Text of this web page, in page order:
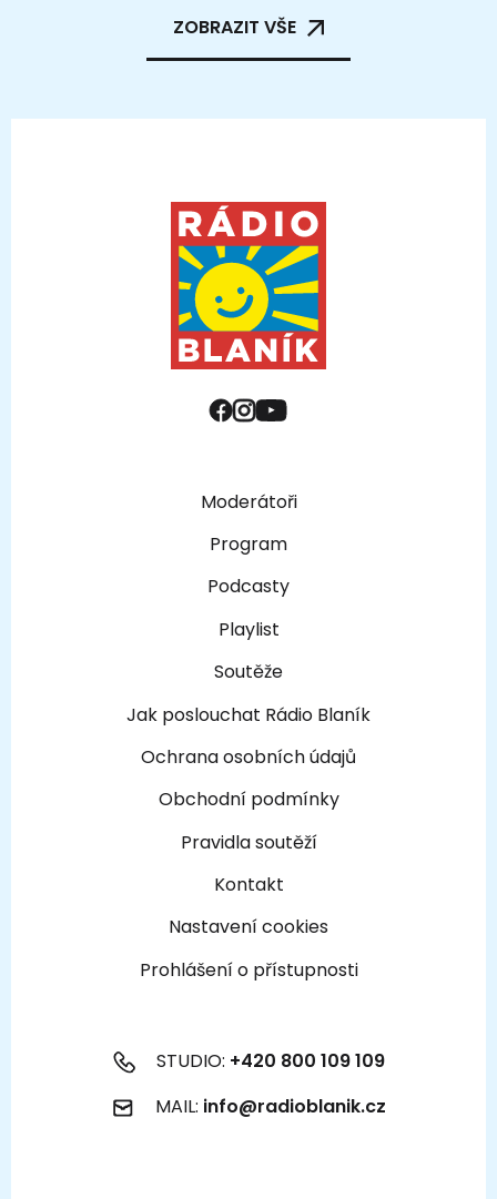
ZOBRAZIT VŠE
Moderátoři
Program
Podcasty
Playlist
Soutěže
Jak poslouchat Rádio Blaník
Ochrana osobních údajů
Obchodní podmínky
Pravidla soutěží
Kontakt
Nastavení cookies
Prohlášení o přístupnosti
STUDIO: +420 800 109 109
MAIL: info@radioblanik.cz